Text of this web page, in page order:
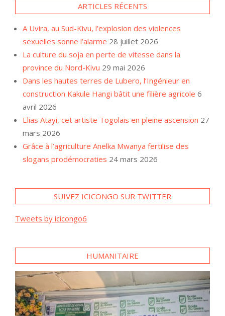
ARTICLES RÉCENTS
A Uvira, au Sud-Kivu, l’explosion des violences
sexuelles sonne l’alarme 28 juillet 2026
La culture du soja en perte de vitesse dans la
province du Nord-Kivu 29 mai 2026
Dans les hautes terres de Lubero, l’Ingénieur en
construction Kakule Hangi bâtit une filière agricole 6
avril 2026
Elias Atayi, cet artiste Togolais en pleine ascension 27
mars 2026
Grâce à l’agriculture Anelka Mwanya fertilise des
slogans prodémocraties 24 mars 2026
SUIVEZ ICICONGO SUR TWITTER
Tweets by icicongo6
HUMANITAIRE